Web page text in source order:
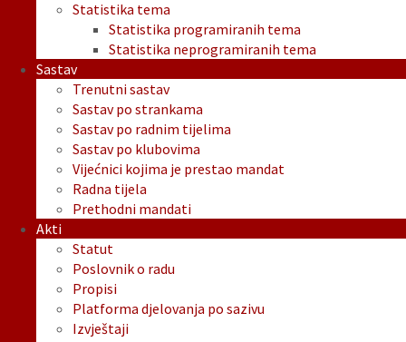
Statistika tema
Statistika programiranih tema
Statistika neprogramiranih tema
Sastav
Trenutni sastav
Sastav po strankama
Sastav po radnim tijelima
Sastav po klubovima
Vijećnici kojima je prestao mandat
Radna tijela
Prethodni mandati
Akti
Statut
Poslovnik o radu
Propisi
Platforma djelovanja po sazivu
Izvještaji